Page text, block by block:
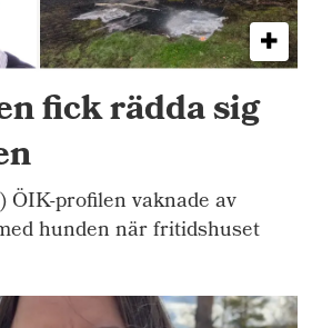
fick rädda sig
ÖIK-profilen vaknade av
hunden när fritidshuset